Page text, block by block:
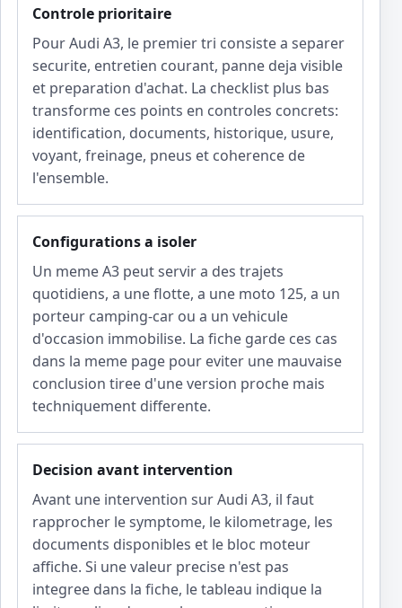
Controle prioritaire
Pour Audi A3, le premier tri consiste a separer
securite, entretien courant, panne deja visible
et preparation d'achat. La checklist plus bas
transforme ces points en controles concrets:
identification, documents, historique, usure,
voyant, freinage, pneus et coherence de
l'ensemble.
Configurations a isoler
Un meme A3 peut servir a des trajets
quotidiens, a une flotte, a une moto 125, a un
porteur camping-car ou a un vehicule
d'occasion immobilise. La fiche garde ces cas
dans la meme page pour eviter une mauvaise
conclusion tiree d'une version proche mais
techniquement differente.
Decision avant intervention
Avant une intervention sur Audi A3, il faut
rapprocher le symptome, le kilometrage, les
documents disponibles et le bloc moteur
affiche. Si une valeur precise n'est pas
integree dans la fiche, le tableau indique la